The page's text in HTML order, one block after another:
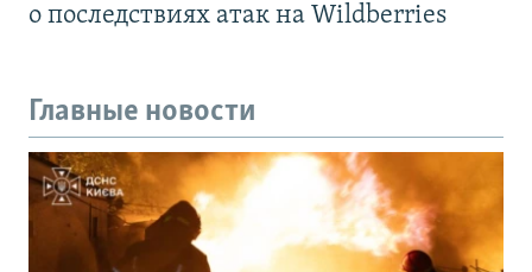
о последствиях атак на Wildberries
Главные новости